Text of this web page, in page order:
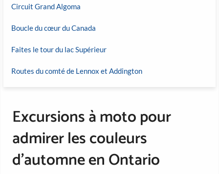
Circuit Grand Algoma
Boucle du cœur du Canada
Faites le tour du lac Supérieur
Routes du comté de Lennox et Addington
Excursions à moto pour
admirer les couleurs
d’automne en Ontario